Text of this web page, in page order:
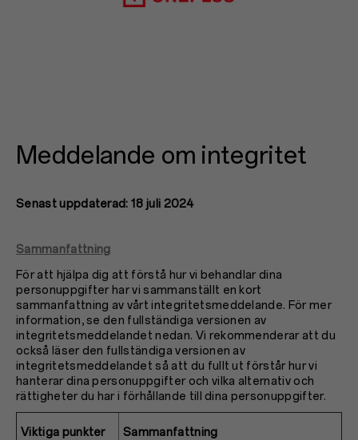
Meddelande om integritet
Senast uppdaterad: 18 juli 2024
Sammanfattning
För att hjälpa dig att förstå hur vi behandlar dina
personuppgifter har vi sammanställt en kort
sammanfattning av vårt integritetsmeddelande. För mer
information, se den fullständiga versionen av
integritetsmeddelandet nedan. Vi rekommenderar att du
också läser den fullständiga versionen av
integritetsmeddelandet så att du fullt ut förstår hur vi
hanterar dina personuppgifter och vilka alternativ och
rättigheter du har i förhållande till dina personuppgifter.
Viktiga punkter Sammanfattning